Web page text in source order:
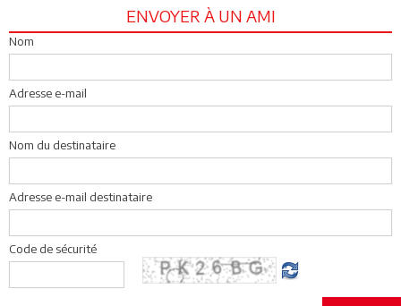
ENVOYER À UN AMI
Nom
Adresse e-mail
Nom du destinataire
Adresse e-mail destinataire
Code de sécurité